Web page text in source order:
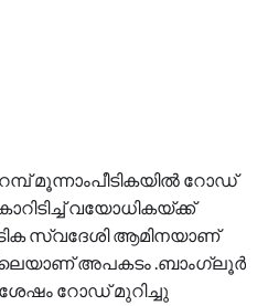
മൂന്നാംപീടികയിൽ റോഡ്
വയോധികയ്ക്ക്
സ്വദേശി ആമിനയാണ്
അപകടം .ബാംഗ്ലൂർ
റോഡ് മുറിച്ചു